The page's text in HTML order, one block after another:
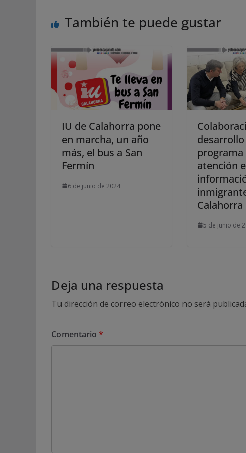
También te puede gustar
IU de Calahorra pone
en marcha, un año
más, el bus a San
Fermín
6 de junio de 2024
programa
atención e
Calahorra
5 de junio de
Deja una respuesta
Tu dirección de correo electrónico no será
Comentario *